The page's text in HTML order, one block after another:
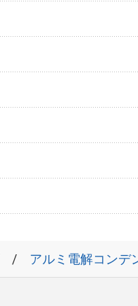
アルミ電解コンデ